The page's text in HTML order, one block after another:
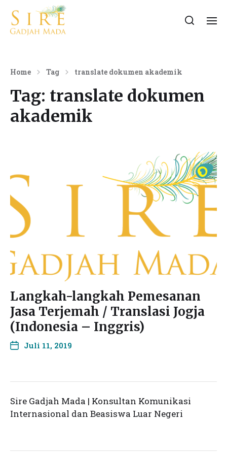
Home Tag translate dokumen akademik
Tag: translate dokumen
akademik
Langkah-langkah Pemesanan
Jasa Terjemah / Translasi Jogja
(Indonesia – Inggris)
Juli 11, 2019
Sire Gadjah Mada | Konsultan Komunikasi
Internasional dan Beasiswa Luar Negeri